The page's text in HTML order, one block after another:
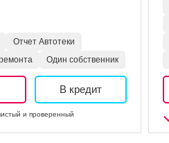
Отчет Автотеки
Один собственник
В кредит
и проверенный